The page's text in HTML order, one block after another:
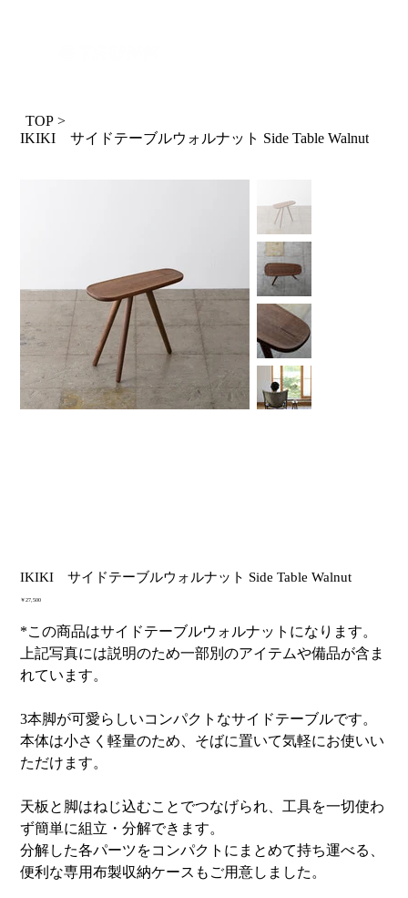
TOP >
IKIKI サイドテーブルウォルナット Side Table Walnut
IKIKI サイドテーブルウォルナット Side Table Walnut
価
￥27,500
*この商品はサイドテーブルウォルナットになります。
上記写真には説明のため一部別のアイテムや備品が含ま
れています。
3本脚が可愛らしいコンパクトなサイドテーブルです。
本体は小さく軽量のため、そばに置いて気軽にお使いい
ただけます。
天板と脚はねじ込むことでつなげられ、工具を一切使わ
ず簡単に組立・分解できます。
分解した各パーツをコンパクトにまとめて持ち運べる、
便利な専用布製収納ケースもご用意しました。